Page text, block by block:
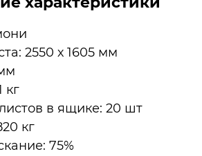
2550 х 1605 мм
кг
в ящике: 20 шт
кг
75%